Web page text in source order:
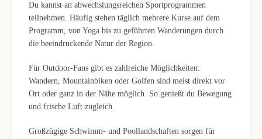
Du kannst an abwechslungsreichen Sportprogrammen
teilnehmen. Häufig stehen täglich mehrere Kurse auf dem
Programm, von Yoga bis zu geführten Wanderungen durch
die beeindruckende Natur der Region.
Für Outdoor-Fans gibt es zahlreiche Möglichkeiten:
Wandern, Mountainbiken oder Golfen sind meist direkt vor
Ort oder ganz in der Nähe möglich. So genießt du Bewegung
und frische Luft zugleich.
Großzügige Schwimm- und Poollandschaften sorgen für